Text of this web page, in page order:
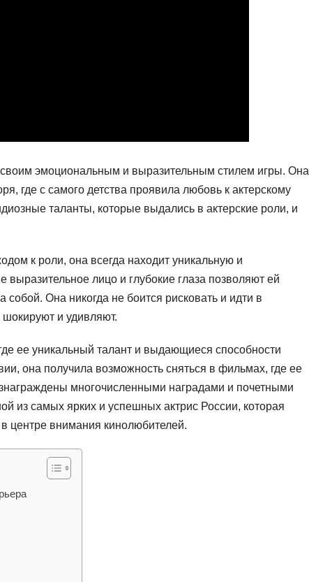
эмоциональным и выразительным стилем игры. Она
где с самого детства проявила любовь к актерскому
таланты, которые выдались в актерские роли, и
к роли, она всегда находит уникальную и
лицо и глубокие глаза позволяют ей
Она никогда не боится рисковать и идти в
и удивляют.
ее уникальный талант и выдающиеся способности
она получила возможность сняться в фильмах, где ее
многочисленными наградами и почетными
из самых ярких и успешных актрис России, которая
центре внимания кинолюбителей.